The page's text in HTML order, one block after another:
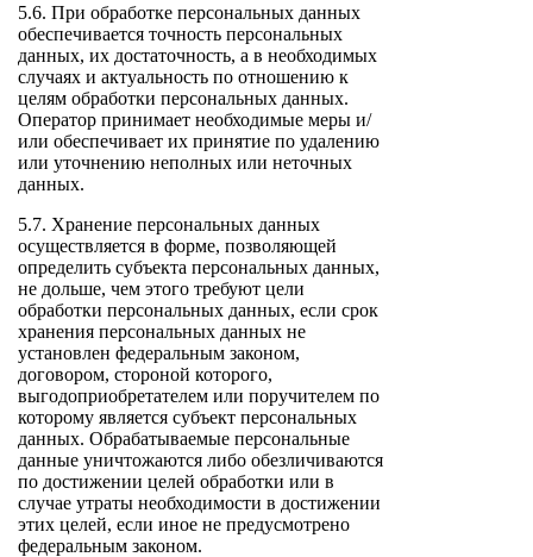
5.6. При обработке персональных данных
обеспечивается точность персональных
данных, их достаточность, а в необходимых
случаях и актуальность по отношению к
целям обработки персональных данных.
Оператор принимает необходимые меры и/
или обеспечивает их принятие по удалению
или уточнению неполных или неточных
данных.
5.7. Хранение персональных данных
осуществляется в форме, позволяющей
определить субъекта персональных данных,
не дольше, чем этого требуют цели
обработки персональных данных, если срок
хранения персональных данных не
установлен федеральным законом,
договором, стороной которого,
выгодоприобретателем или поручителем по
которому является субъект персональных
данных. Обрабатываемые персональные
данные уничтожаются либо обезличиваются
по достижении целей обработки или в
случае утраты необходимости в достижении
этих целей, если иное не предусмотрено
федеральным законом.